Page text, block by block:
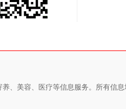
、美容、医疗等信息服务。所有信